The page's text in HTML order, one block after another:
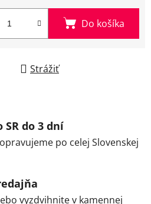
Do košíka
Strážiť
SR do 3 dní
po celej Slovenskej
vyzdvihnite v kamennej